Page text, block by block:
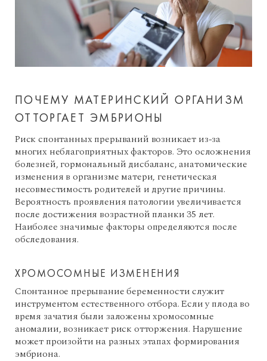
ПОЧЕМУ МАТЕРИНСКИЙ ОРГАНИЗМ
ОТТОРГАЕТ ЭМБРИОНЫ
Риск спонтанных прерываний возникает из-за
многих неблагоприятных факторов. Это осложнения
болезней, гормональный дисбаланс, анатомические
изменения в организме матери, генетическая
несовместимость родителей и другие причины.
Вероятность проявления патологии увеличивается
после достижения возрастной планки 35 лет.
Наиболее значимые факторы определяются после
обследования.
ХРОМОСОМНЫЕ ИЗМЕНЕНИЯ
Спонтанное прерывание беременности служит
инструментом естественного отбора. Если у плода во
время зачатия были заложены хромосомные
аномалии, возникает риск отторжения. Нарушение
может произойти на разных этапах формирования
эмбриона.